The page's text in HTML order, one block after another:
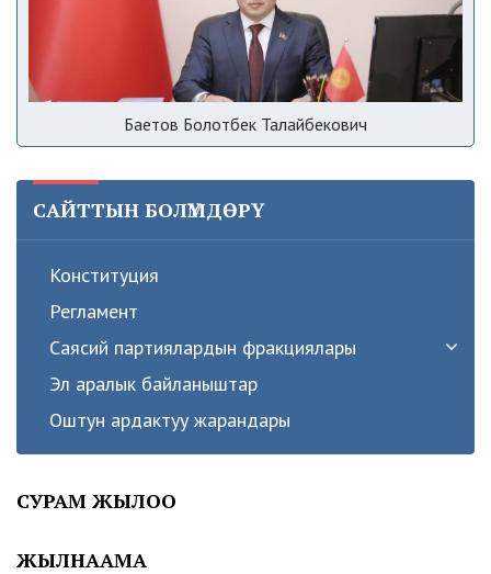
Баетов Болотбек Талайбекович
САЙТТЫН БОЛҮМДӨРҮ
Конституция
Регламент
Саясий партиялардын фракциялары
Эл аралык байланыштар
Оштун ардактуу жарандары
СУРАМ ЖЫЛОО
ЖЫЛНААМА